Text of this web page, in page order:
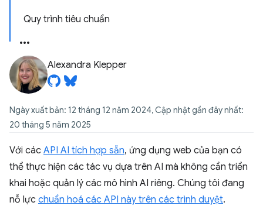
Quy trình tiêu chuẩn
Alexandra Klepper
Ngày xuất bản: 12 tháng 12 năm 2024, Cập nhật gần đây nhất:
20 tháng 5 năm 2025
Với các API AI tích hợp sẵn, ứng dụng web của bạn có
thể thực hiện các tác vụ dựa trên AI mà không cần triển
khai hoặc quản lý các mô hình AI riêng. Chúng tôi đang
nỗ lực chuẩn hoá các API này trên các trình duyệt.